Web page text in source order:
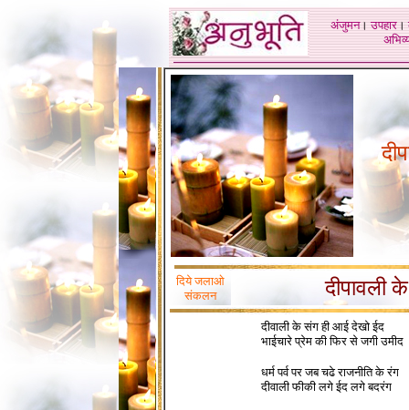
अंजुमन।उपहार।
दिये जलाओ
संकलन
दीपावली
दीवाली के संग ही आई देखो ईद
भाईचारे प्रेम की फिर से जगी उमीद
धर्म पर्व पर जब चढे राजनीति के रंग
दीवाली फीकी लगे ईद लगे बदरंग